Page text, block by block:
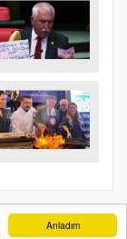
Anladım